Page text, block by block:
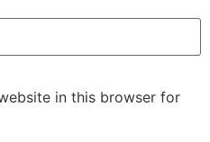
in this browser for